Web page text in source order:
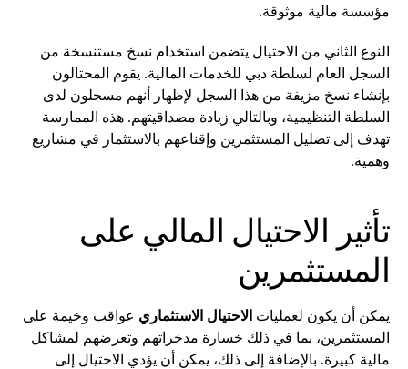
مؤسسة مالية موثوقة.
النوع الثاني من الاحتيال يتضمن استخدام نسخ مستنسخة من
السجل العام لسلطة دبي للخدمات المالية. يقوم المحتالون
بإنشاء نسخ مزيفة من هذا السجل لإظهار أنهم مسجلون لدى
السلطة التنظيمية، وبالتالي زيادة مصداقيتهم. هذه الممارسة
تهدف إلى تضليل المستثمرين وإقناعهم بالاستثمار في مشاريع
وهمية.
تأثير الاحتيال المالي على
المستثمرين
يمكن أن يكون لعمليات الاحتيال الاستثماري عواقب وخيمة على
المستثمرين، بما في ذلك خسارة مدخراتهم وتعرضهم لمشاكل
مالية كبيرة. بالإضافة إلى ذلك، يمكن أن يؤدي الاحتيال إلى